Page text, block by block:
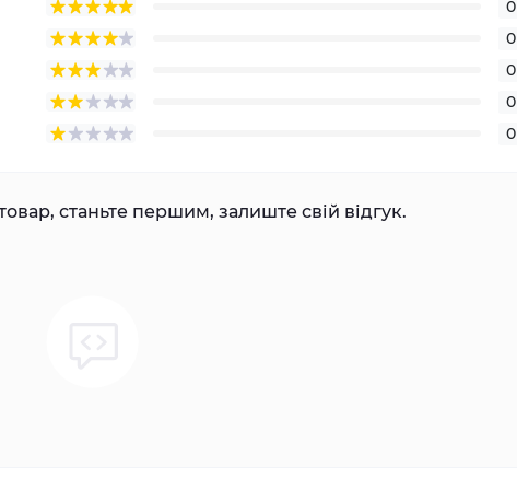
0
0
0
0
0
станьте першим, залиште свій відгук.